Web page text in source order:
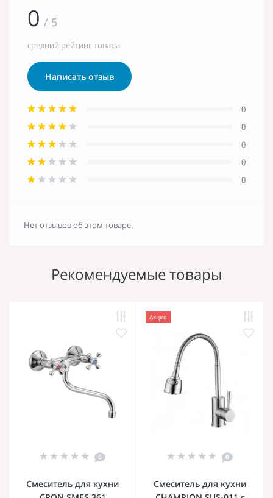
0 / 5
средний рейтинг товара
Написать отзыв
0
0
0
0
0
Нет отзывов об этом товаре.
Рекомендуемые товары
0
Смеситель для кухни
Акция
0
Смеситель для кухни